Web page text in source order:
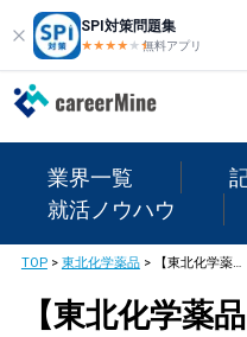
SPI対策問題集
★★★★ ★★
無料アプリ
業界一覧
就活ノウハウ
TOP> 東北化学薬品> 【東北化学薬品】新卒で就職するためには？採用フローや選考対策を徹底解説！
【東北化学薬